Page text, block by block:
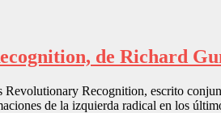
de Richard
Recognition, escrito
de la izquierda radical en los